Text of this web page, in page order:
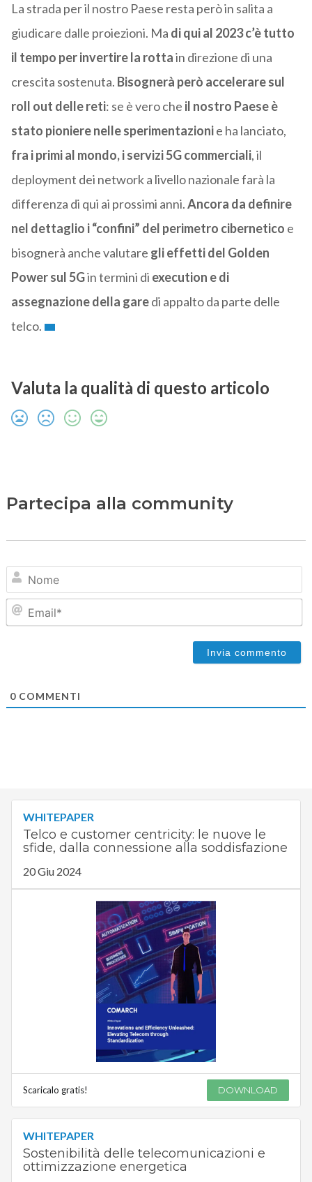
La strada per il nostro Paese resta però in salita a
giudicare dalle proiezioni. Ma di qui al 2023 c’è tutto
il tempo per invertire la rottain direzione di una
crescita sostenuta. Bisognerà però accelerare sul
roll out delle reti: se è vero che il nostro Paese è
stato pioniere nelle sperimentazionie ha lanciato,
fra i primi al mondo, i servizi 5G commerciali, il
deployment dei network a livello nazionale farà la
differenza di qui ai prossimi anni.Ancora da definire
nel dettaglio i “confini” del perimetro cibernetico e
bisognerà anche valutare gli effetti del Golden
Power sul 5Gin termini di execution e di
assegnazione della garedi appalto da parte delle
telco.
Valuta la qualità di questo articolo
Partecipa alla community
0COMMENTI
WHITEPAPER
Telco e customer centricity: le nuove le
sfide, dalla connessione alla soddisfazione
20 Giu 2024
Scaricalo gratis! DOWNLOAD
WHITEPAPER
Sostenibilità delle telecomunicazioni e
ottimizzazione energetica